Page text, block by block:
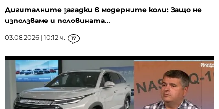
Дигиталните загадки в модерните коли: Защо не
използваме и половината...
03.08.2026 | 10:12 ч. 17